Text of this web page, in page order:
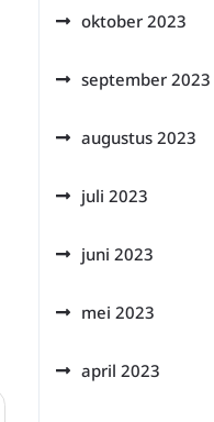
oktober 2023
september 2023
augustus 2023
juli 2023
juni 2023
mei 2023
april 2023